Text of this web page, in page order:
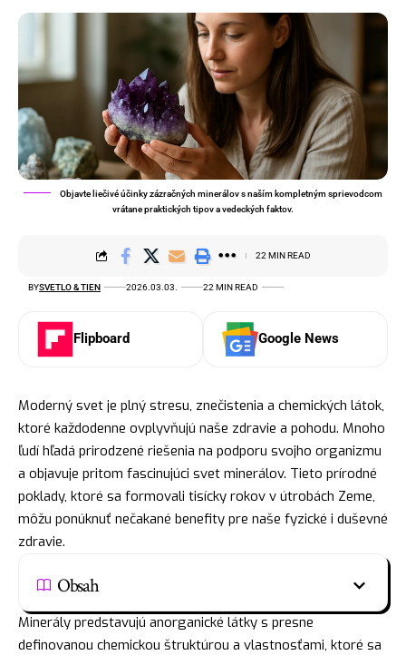
Objavte liečivé účinky zázračných minerálov s naším kompletným sprievodcom
vrátane praktických tipov a vedeckých faktov.
BYSVETLO & TIEN 2026.03.03. 22 MIN READ
22 MIN READ
Flipboard Google News
Moderný svet je plný stresu, znečistenia a chemických látok,
ktoré každodenne ovplyvňujú naše zdravie a pohodu. Mnoho
ľudí hľadá prirodzené riešenia na podporu svojho organizmu
a objavuje pritom fascinujúci svet minerálov. Tieto prírodné
poklady, ktoré sa formovali tisícky rokov v útrobách Zeme,
môžu ponúknuť nečakané benefity pre naše fyzické i duševné
zdravie.
Obsah
Minerály predstavujú anorganické látky s presne
definovanou chemickou štruktúrou a vlastnosťami, ktoré sa